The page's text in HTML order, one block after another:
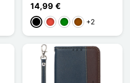
14,99 €
NegroRojoVerdeMarrón
+2